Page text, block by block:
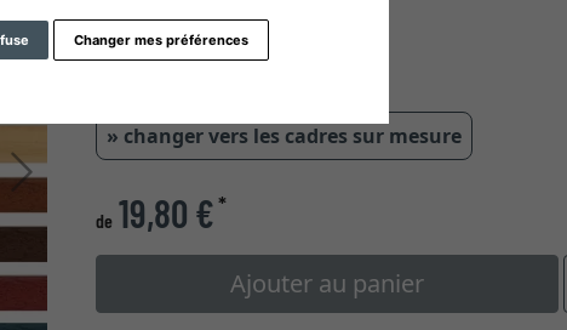
Changer mes préférences
Continuer
» changer vers les cadres sur mesure
de 19,80 €*
Ajouter au panier